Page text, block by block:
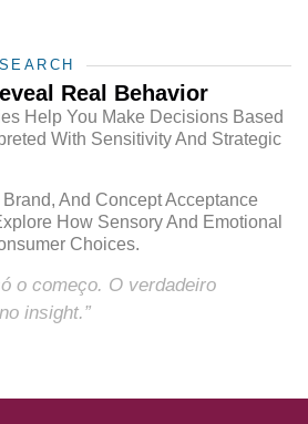
Real Behavior
Help You Make Decisions Based
With Sensitivity And Strategic
And Concept Acceptance
How Sensory And Emotional
Choices.
o começo. O verdadeiro
insight.”